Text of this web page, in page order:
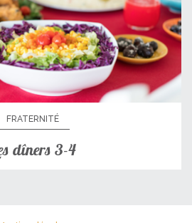
FRATERNITÉ
dîners 3-4